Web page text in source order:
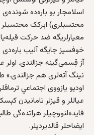
اسلامجار بو باره‌ده
محتسبلری) اېرکک محتسبلر
معیارلریگه ضد حرکت
خوفسیز جایگه آلیب باره‌دی
آز قِسمی‌گینه جزالندی. اولر
نینگ آته‌لری هم
اودیو یازووی اجتماعي
عیاللر و قیزلر تامانیدن
فایده‌لنووچیلر هراتده‌گی
ایضاحلر قالدیردیلر.